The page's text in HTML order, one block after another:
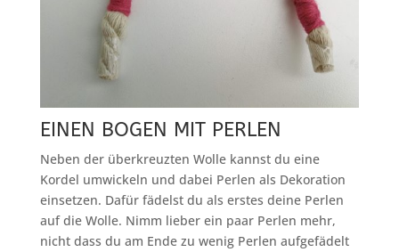
EINEN BOGEN MIT PERLEN
Neben der überkreuzten Wolle kannst du eine
Kordel umwickeln und dabei Perlen als Dekoration
einsetzen. Dafür fädelst du als erstes deine Perlen
auf die Wolle. Nimm lieber ein paar Perlen mehr,
nicht dass du am Ende zu wenig Perlen aufgefädelt